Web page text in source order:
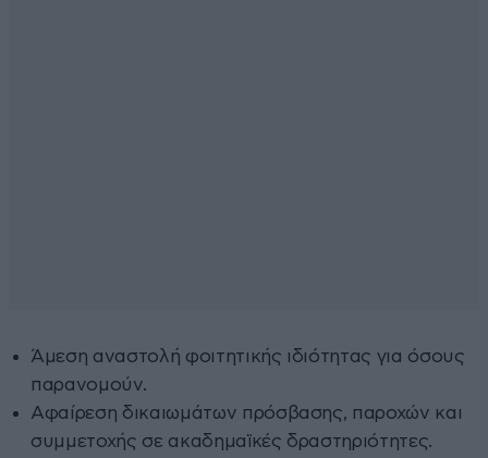
Άμεση αναστολή φοιτητικής ιδιότητας για όσους
παρανομούν.
Αφαίρεση δικαιωμάτων πρόσβασης, παροχών και
συμμετοχής σε ακαδημαϊκές δραστηριότητες.